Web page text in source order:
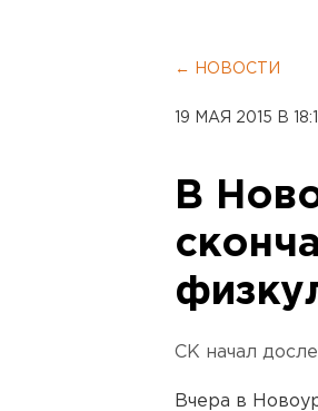
← НОВОСТИ
19 МАЯ 2015 В
В
СК начал
Вчера в